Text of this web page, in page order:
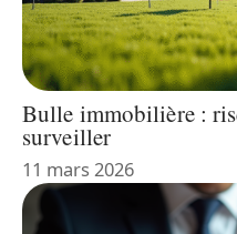
Bulle immobilière :
surveiller
11 mars 2026